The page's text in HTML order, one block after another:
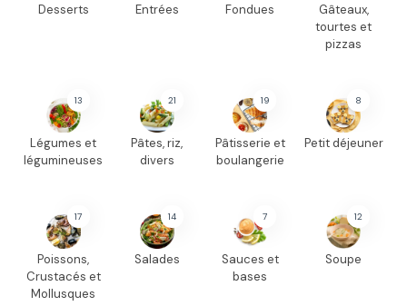
Desserts Entrées Fondues
Gâteaux,
tourtes et
pizzas
13
Légumes et
légumineuses
21
Pâtes, riz,
divers
19
Pâtisserie et
boulangerie
8
Petit déjeuner
17
Poissons,
Crustacés et
Mollusques
14
Salades
7
Sauces et
bases
12
Soupe